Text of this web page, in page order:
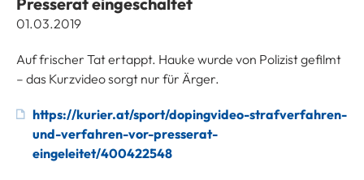
01.03.2019
Auf frischer Tat ertappt. Hauke wurde von Polizist gefilmt
– das Kurzvideo sorgt nur für Ärger.
https://kurier.at/sport/dopingvideo-strafverfahren-
und-verfahren-vor-presserat-
eingeleitet/400422548